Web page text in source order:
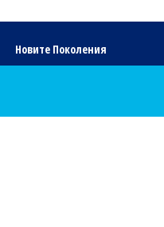
Новите Поколения